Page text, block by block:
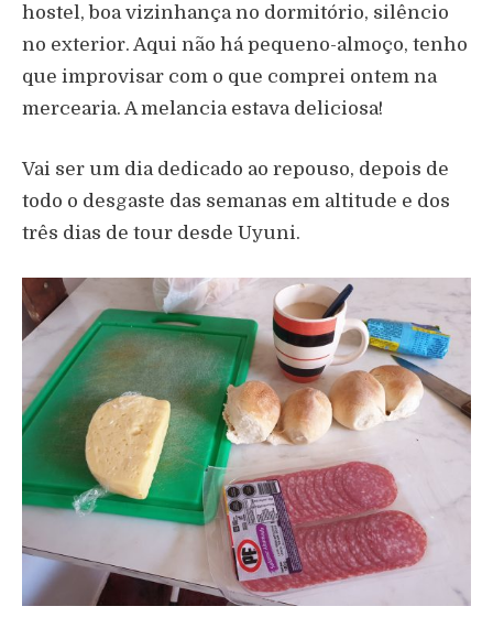
hostel, boa vizinhança no dormitório, silêncio
no exterior. Aqui não há pequeno-almoço, tenho
que improvisar com o que comprei ontem na
mercearia. A melancia estava deliciosa!
Vai ser um dia dedicado ao repouso, depois de
todo o desgaste das semanas em altitude e dos
três dias de tour desde Uyuni.